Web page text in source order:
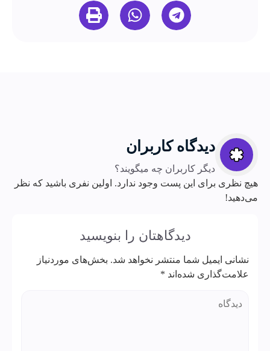
دیدگاه کاربران
دیگر کاربران چه میگویند؟
هیچ نظری برای این پست وجود ندارد. اولین نفری باشید که نظر
می‌دهید!
دیدگاهتان را بنویسید
نشانی ایمیل شما منتشر نخواهد شد. بخش‌های موردنیاز
علامت‌گذاری شده‌اند *